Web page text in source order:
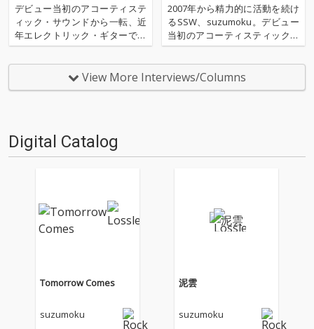
をレポート! 独占ライヴ音源も配
信中!!
デビュー当初のアコーティステ
ィック・サウンドから一転、近
年エレクトリック・ギターでの
演奏を取り入れ、アグレッシヴ
で焦燥感に満ちたバンド・グル
ーヴを生み出しているシンガー
ソングライター、suzumoku。
で！
2007年から精力的に活動を続け
るSSW、suzumoku。デビュー
当初のアコーティスティック・
ギターでの演奏スタイルから一
転、5thアルバム『Ni』以降エレ
クトリック・ギターによる演奏
を取り入れたことにより、サウ
View More Interviews/Columns
Digital Catalog
Tomorrow Comes
suzumoku
泥雲
suzumoku